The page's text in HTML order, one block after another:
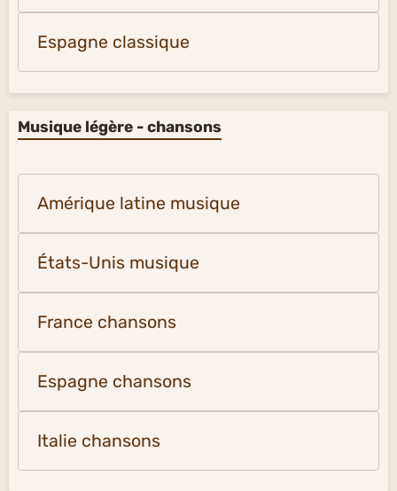
Espagne classique
Musique légère - chansons
Amérique latine musique
États-Unis musique
France chansons
Espagne chansons
Italie chansons